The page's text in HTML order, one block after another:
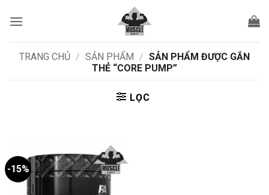
qua
dungTRANG CHỦ / SẢN PHẨM / SẢN PHẨM ĐƯỢC GẮN
THẺ “CORE PUMP”
LỌC
-15%